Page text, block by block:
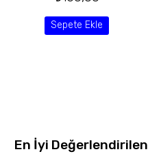
Sepete Ekle
En İyi Değerlendirilen